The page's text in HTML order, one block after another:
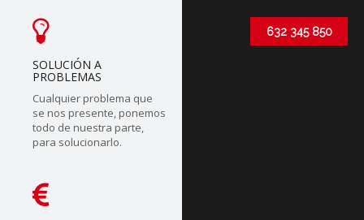
SOLUCIÓN A
PROBLEMAS
Cualquier problema que
se nos presente, ponemos
todo de nuestra parte,
para solucionarlo.
632 345 850